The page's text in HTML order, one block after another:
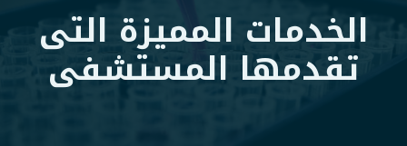
الخدمات المميزة التى
تقدمها المستشفى